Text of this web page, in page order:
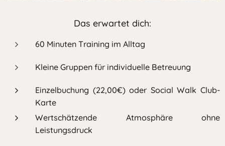
Das erwartet dich:
60 Minuten Training im Alltag
Kleine Gruppen für individuelle Betreuung
Einzelbuchung (22,00€) oder Social Walk Club-
Karte
Wertschätzende Atmosphäre ohne
Leistungsdruck